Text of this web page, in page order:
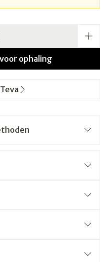
voor ophaling